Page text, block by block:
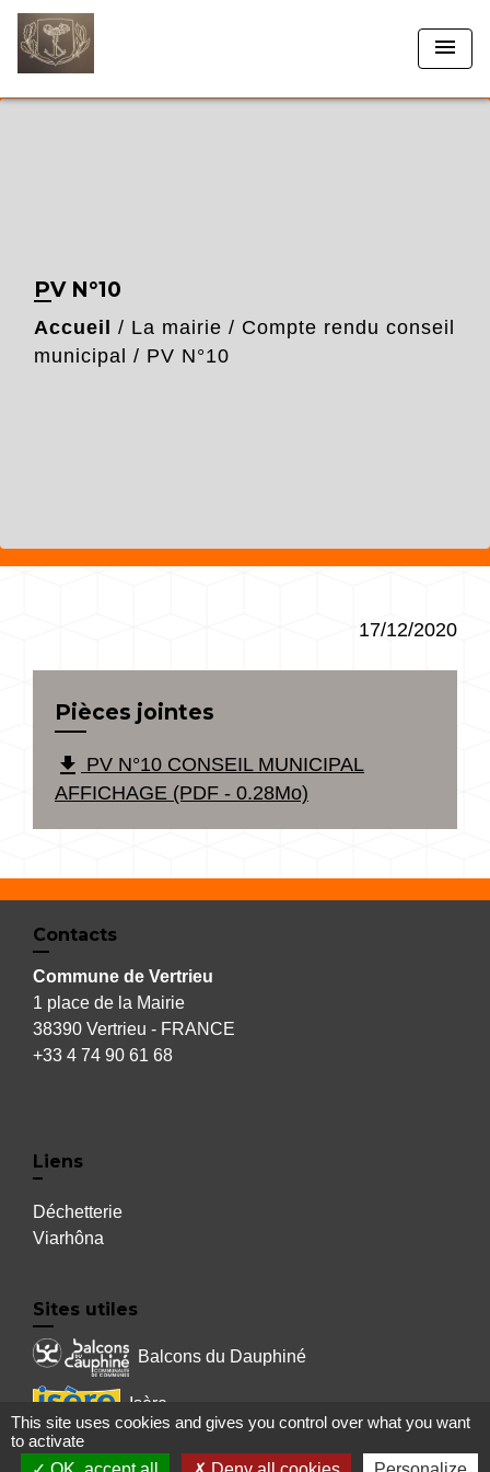
menu
PV N°10
Accueil / La mairie / Compte rendu conseil
municipal / PV N°10
17/12/2020
Pièces jointes
file_download PV N°10 CONSEIL MUNICIPAL
AFFICHAGE (PDF - 0.28Mo)
Contacts
Commune de Vertrieu
1 place de la Mairie
38390 Vertrieu - FRANCE
+33 4 74 90 61 68
Liens
Déchetterie
Viarhôna
Sites utiles
Balcons du Dauphiné
Isère
Auvergne Rhône Alpes
This site uses cookies and gives you control over what you want
to activate